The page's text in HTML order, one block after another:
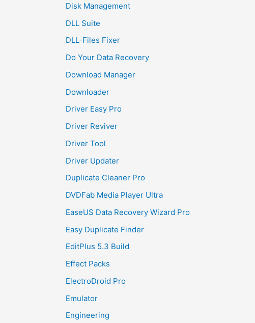
Disk Management
DLL Suite
DLL-Files Fixer
Do Your Data Recovery
Download Manager
Downloader
Driver Easy Pro
Driver Reviver
Driver Tool
Driver Updater
Duplicate Cleaner Pro
DVDFab Media Player Ultra
EaseUS Data Recovery Wizard Pro
Easy Duplicate Finder
EditPlus 5.3 Build
Effect Packs
ElectroDroid Pro
Emulator
Engineering